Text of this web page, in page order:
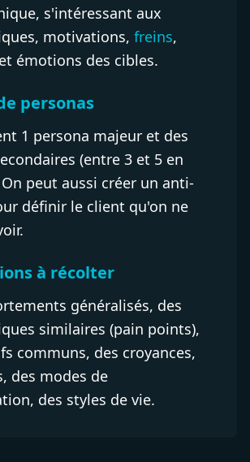
s'intéressant aux
motivations, freins,
émotions des cibles.
personas
1 persona majeur et des
(entre 3 et 5 en
peut aussi créer un anti-
définir le client qu'on ne
à récolter
généralisés, des
similaires (pain points),
communs, des croyances,
des modes de
des styles de vie.